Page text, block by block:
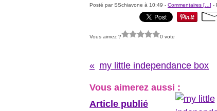
Posté par SSchiavone à 10:49 - Commentaires [ ] -
Vous aimez ? 0 vote
my little independance box
Vous aimerez aussi :
Article publié